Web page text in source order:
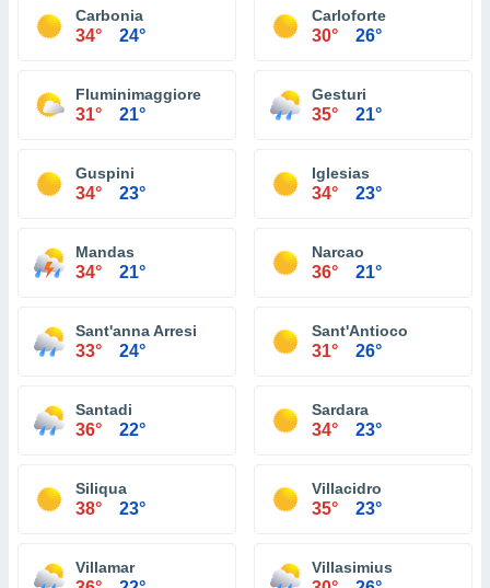
Carbonia
34° 24°
Carloforte
30° 26°
Fluminimaggiore
31° 21°
Gesturi
35° 21°
Guspini
34° 23°
Iglesias
34° 23°
Mandas
34° 21°
Narcao
36° 21°
Sant'anna Arresi
33° 24°
Sant'Antioco
31° 26°
Santadi
36° 22°
Sardara
34° 23°
Siliqua
38° 23°
Villacidro
35° 23°
Villamar Villasimius